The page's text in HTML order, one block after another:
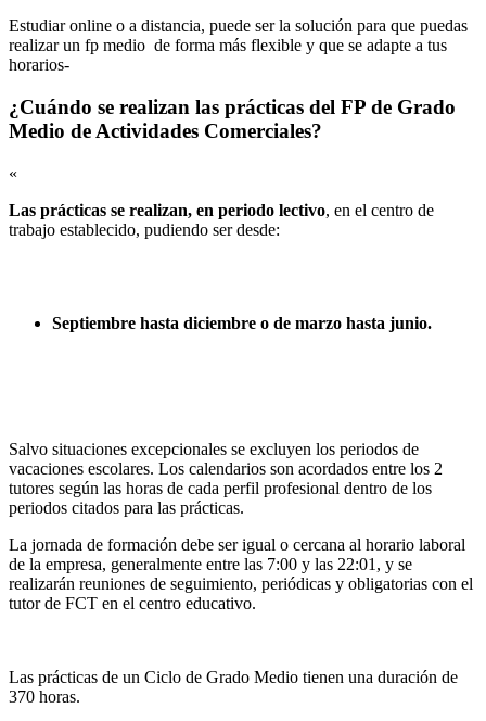
Estudiar online o a distancia, puede ser la solución para que puedas
realizar un fp medio de forma más flexible y que se adapte a tus
horarios-
¿Cuándo se realizan las prácticas del FP de Grado
Medio de Actividades Comerciales?
«
Las prácticas se realizan, en periodo lectivo, en el centro de
trabajo establecido, pudiendo ser desde:
Septiembre hasta diciembre o de marzo hasta junio.
Salvo situaciones excepcionales se excluyen los periodos de
vacaciones escolares. Los calendarios son acordados entre los 2
tutores según las horas de cada perfil profesional dentro de los
periodos citados para las prácticas.
La jornada de formación debe ser igual o cercana al horario laboral
de la empresa, generalmente entre las 7:00 y las 22:01, y se
realizarán reuniones de seguimiento, periódicas y obligatorias con el
tutor de FCT en el centro educativo.
Las prácticas de un Ciclo de Grado Medio tienen una duración de
370 horas.